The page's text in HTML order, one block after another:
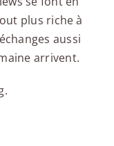
plus riche à
aussi
arrivent.